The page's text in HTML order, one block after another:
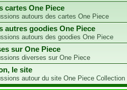
cartes One Piece
autours des cartes One Piece
autres goodies One Piece
autours des goodies One Piece
sur One Piece
diverses sur One Piece
le site
autour du site One Piece Collection